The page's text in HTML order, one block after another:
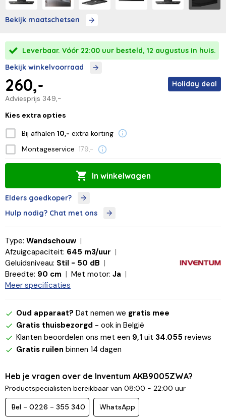
Bekijk maatschetsen
Leverbaar. Vóór 22:00 uur besteld, 12 augustus in huis.
Bekijk winkelvoorraad
Adviesprijs 349,-
260,- Holiday deal
Kies extra opties
Bij afhalen 10,- extra korting
Montageservice 179,-
In winkelwagen
Elders goedkoper?
Hulp nodig? Chat met ons
Type: Wandschouw
Afzuigcapaciteit: 645 m3/uur
Geluidsniveau: Stil - 50 dB
Breedte: 90 cm Met motor: Ja
Meer specificaties
Oud apparaat? Dat nemen we gratis mee
Gratis thuisbezorgd - ook in België
Klanten beoordelen ons met een 9,1 uit 34.055 reviews
Gratis ruilen binnen 14 dagen
Heb je vragen over de Inventum AKB9005ZWA?
Productspecialisten bereikbaar van 08:00 - 22:00 uur
Bel - 0226 - 355 340 WhatsApp